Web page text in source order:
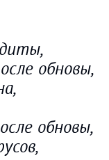
обновы,
обновы,